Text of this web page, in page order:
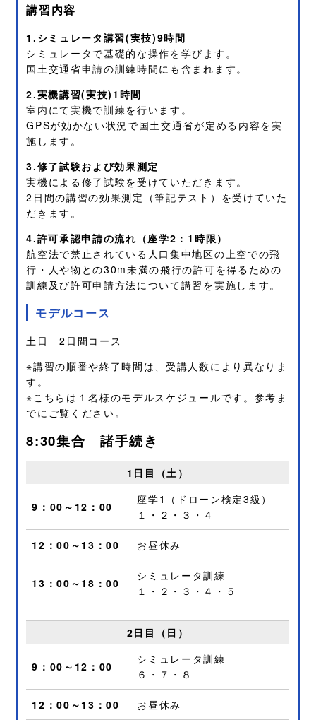
講習内容
1.シミュレータ講習(実技)9時間
シミュレータで基礎的な操作を学びます。
国土交通省申請の訓練時間にも含まれます。
2.実機講習(実技)1時間
室内にて実機で訓練を行います。
GPSが効かない状況で国土交通省が定める内容を実
施します。
3.修了試験および効果測定
実機による修了試験を受けていただきます。
2日間の講習の効果測定（筆記テスト）を受けていた
だきます。
4.許可承認申請の流れ（座学2：1時限）
航空法で禁止されている人口集中地区の上空での飛
行・人や物との30m未満の飛行の許可を得るための
訓練及び許可申請方法について講習を実施します。
モデルコース
土日 2日間コース
※講習の順番や終了時間は、受講人数により異なりま
す。
※こちらは１名様のモデルスケジュールです。参考ま
でにご覧ください。
8:30集合 諸手続き
1日目（土）
9：00～12：00
座学1（ドローン検定3級）
１・２・３・４
12：00～13：00 お昼休み
13：00～18：00
シミュレータ訓練
１・２・３・４・５
2日目（日）
9：00～12：00
シミュレータ訓練
６・７・８
12：00～13：00 お昼休み